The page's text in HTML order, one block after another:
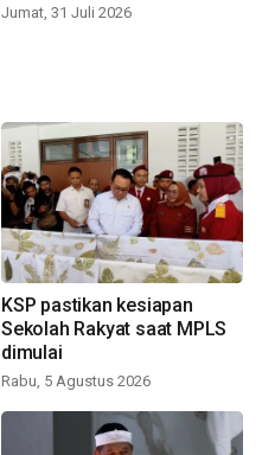
Jumat, 31 Juli 2026
KSP pastikan kesiapan
Sekolah Rakyat saat MPLS
dimulai
Rabu, 5 Agustus 2026